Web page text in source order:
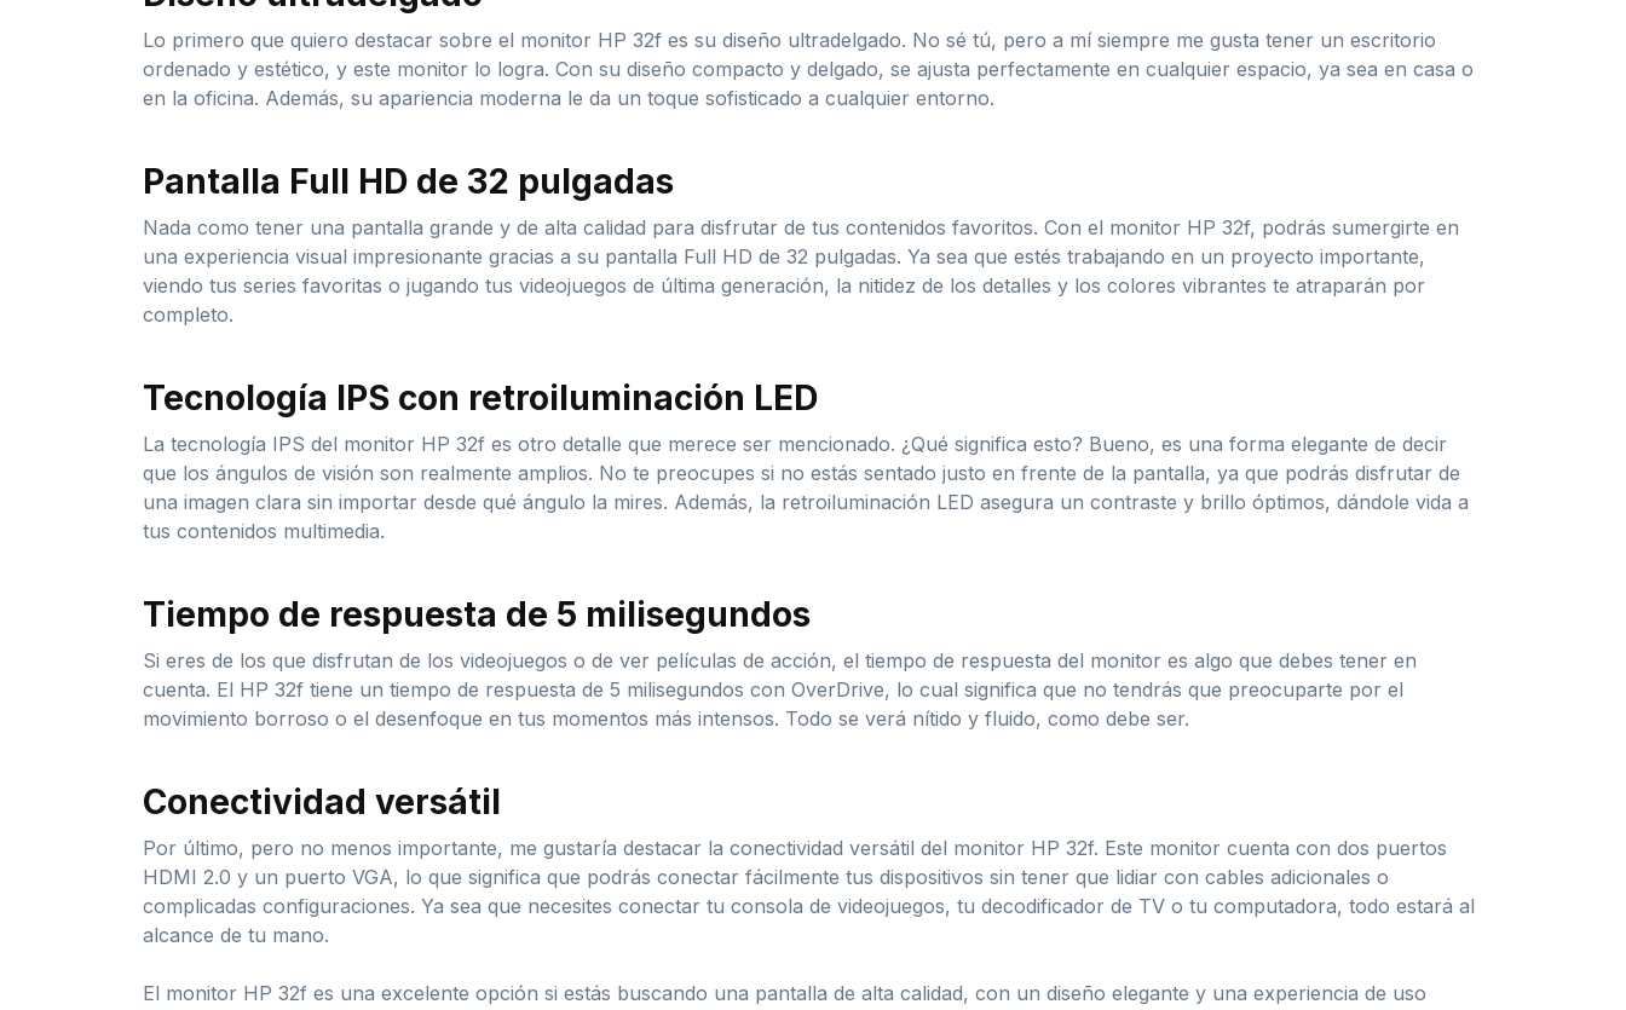
Lo primero que quiero destacar sobre el monitor HP 32f es su diseño ultradelgado. No sé tú, pero a mí siempre me gusta tener un escritorio
ordenado y estético, y este monitor lo logra. Con su diseño compacto y delgado, se ajusta perfectamente en cualquier espacio, ya sea en casa o
en la oficina. Además, su apariencia moderna le da un toque sofisticado a cualquier entorno.
Pantalla Full HD de 32 pulgadas
Nada como tener una pantalla grande y de alta calidad para disfrutar de tus contenidos favoritos. Con el monitor HP 32f, podrás sumergirte en
una experiencia visual impresionante gracias a su pantalla Full HD de 32 pulgadas. Ya sea que estés trabajando en un proyecto importante,
viendo tus series favoritas o jugando tus videojuegos de última generación, la nitidez de los detalles y los colores vibrantes te atraparán por
completo.
Tecnología IPS con retroiluminación LED
La tecnología IPS del monitor HP 32f es otro detalle que merece ser mencionado. ¿Qué significa esto? Bueno, es una forma elegante de decir
que los ángulos de visión son realmente amplios. No te preocupes si no estás sentado justo en frente de la pantalla, ya que podrás disfrutar de
una imagen clara sin importar desde qué ángulo la mires. Además, la retroiluminación LED asegura un contraste y brillo óptimos, dándole vida a
tus contenidos multimedia.
Tiempo de respuesta de 5 milisegundos
Si eres de los que disfrutan de los videojuegos o de ver películas de acción, el tiempo de respuesta del monitor es algo que debes tener en
cuenta. El HP 32f tiene un tiempo de respuesta de 5 milisegundos con OverDrive, lo cual significa que no tendrás que preocuparte por el
movimiento borroso o el desenfoque en tus momentos más intensos. Todo se verá nítido y fluido, como debe ser.
Conectividad versátil
Por último, pero no menos importante, me gustaría destacar la conectividad versátil del monitor HP 32f. Este monitor cuenta con dos puertos
HDMI 2.0 y un puerto VGA, lo que significa que podrás conectar fácilmente tus dispositivos sin tener que lidiar con cables adicionales o
complicadas configuraciones. Ya sea que necesites conectar tu consola de videojuegos, tu decodificador de TV o tu computadora, todo estará al
alcance de tu mano.
El monitor HP 32f es una excelente opción si estás buscando una pantalla de alta calidad, con un diseño elegante y una experiencia de uso